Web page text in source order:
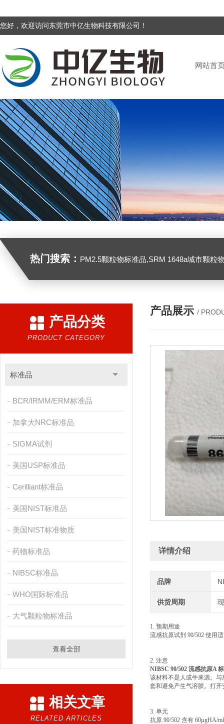
您好，欢迎访问东莞市中亿生物科技有限公司！
网站首
热门搜索： PM2.5颗粒物标准品,SRM 1648a城市颗粒物,SRM 1649B
产品分类
PRODUCT CATEGORY
标准品
BCR/IRMM/ERM标准品
加拿大NRC标准品
SIGMA试剂
美国USP标准品
Cerilliant标准品
美国NIST标准品
美国NIST标准物质
药物标准品
NIBSC标准品
WHO国际标准品
大气颗粒物标准品
查看全部
相关文章
RELATED ARTICLES
产品展示 /
详情介绍
品牌
供货周期
1. 预期用途
流感抗原试剂 90/502 使用
2. 注意
NIBSC 90/502 流感抗原A
该材料不是人或牛来源。
套和避免产生气溶胶。打
3. 单元
抗原 90/502 含有 60µgHA/ml